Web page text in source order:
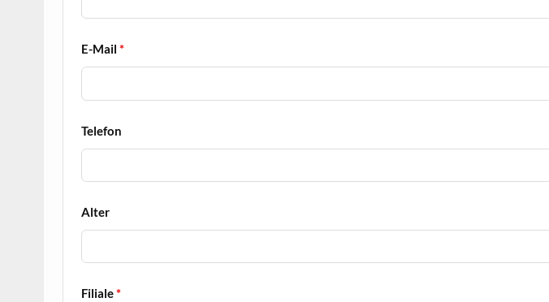
E-Mail*
Telefon
Alter
Filiale*